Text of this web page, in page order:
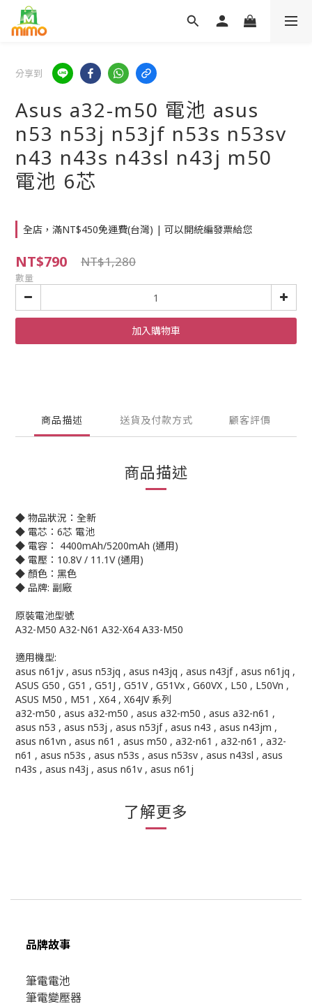
分享到
Asus a32-m50 電池 asus
n53 n53j n53jf n53s n53sv
n43 n43s n43sl n43j m50
電池 6芯
全店，滿NT$450免運費(台灣) | 可以開統編發票給您
NT$790 NT$1,280
數量
加入購物車
商品描述 送貨及付款方式 顧客評價
商品描述
◆ 物品狀況：全新
◆ 電芯：6芯 電池
◆ 電容： 4400mAh/5200mAh (通用)
◆ 電壓：10.8V / 11.1V (通用)
◆ 顏色：黑色
◆ 品牌: 副廠
原裝電池型號
A32-M50 A32-N61 A32-X64 A33-M50
適用機型:
asus n61jv , asus n53jq , asus n43jq , asus n43jf , asus n61jq ,
ASUS G50 , G51 , G51J , G51V , G51Vx , G60VX , L50 , L50Vn ,
ASUS M50 , M51 , X64 , X64JV 系列
a32-m50 , asus a32-m50 , asus a32-m50 , asus a32-n61 ,
asus n53 , asus n53j , asus n53jf , asus n43 , asus n43jm ,
asus n61vn , asus n61 , asus m50 , a32-n61 , a32-n61 , a32-
n61 , asus n53s , asus n53s , asus n53sv , asus n43sl , asus
n43s , asus n43j , asus n61v , asus n61j
了解更多
品牌故事
筆電電池
筆電變壓器